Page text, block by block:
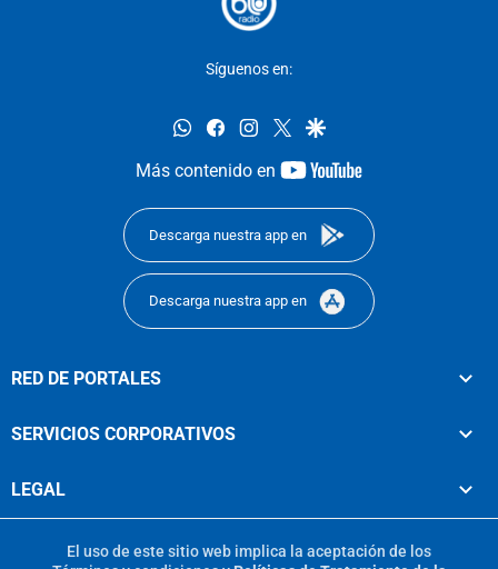
Síguenos en:
whatsappfacebookinstagram
twittergoogle
Más contenido en
youtube-
Descarga nuestra app en
Descarga nuestra app en
RED DE PORTALES
SERVICIOS CORPORATIVOS
LEGAL
El uso de este sitio web implica la aceptación de los